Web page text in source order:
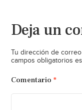
Deja un
Tu dirección de
campos obligatorios
Comentario *